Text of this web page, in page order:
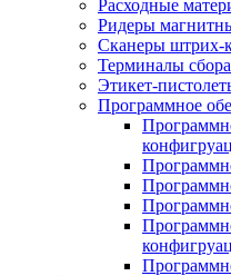
Расходные
Ридеры
Сканеры штрих-
Терминалы
Этикет-
Программное